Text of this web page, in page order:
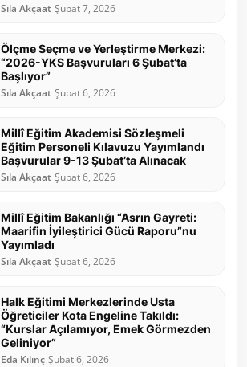
Sıla Akçaat Şubat 7, 2026
Ölçme Seçme ve Yerleştirme Merkezi:
“2026-YKS Başvuruları 6 Şubat’ta
Başlıyor”
Sıla Akçaat Şubat 6, 2026
Millî Eğitim Akademisi Sözleşmeli
Eğitim Personeli Kılavuzu Yayımlandı
Başvurular 9-13 Şubat’ta Alınacak
Sıla Akçaat Şubat 6, 2026
Millî Eğitim Bakanlığı “Asrın Gayreti:
Maarifin İyileştirici Gücü Raporu”nu
Yayımladı
Sıla Akçaat Şubat 6, 2026
Halk Eğitimi Merkezlerinde Usta
Öğreticiler Kota Engeline Takıldı:
“Kurslar Açılamıyor, Emek Görmezden
Geliniyor”
Eda Kılınç Şubat 6, 2026